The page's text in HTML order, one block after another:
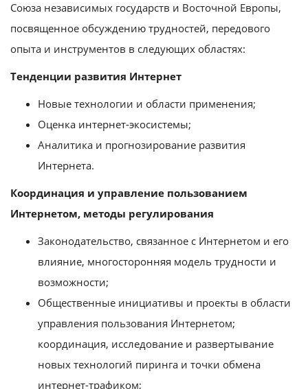
Союза независимых государств и Восточной Европы,
посвященное обсуждению трудностей, передового
опыта и инструментов в следующих областях:
Тенденции развития Интернет
Новые технологии и области применения;
Оценка интернет-экосистемы;
Аналитика и прогнозирование развития
Интернета.
Координация и управление пользованием
Интернетом, методы регулирования
Законодательство, связанное с Интернетом и его
влияние, многосторонняя модель трудности и
возможности;
Общественные инициативы и проекты в области
управления пользования Интернетом;
координация, исследование и развертывание
новых технологий пиринга и точки обмена
интернет-трафиком;